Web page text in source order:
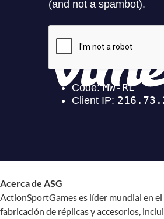
Acerca de ASG
ActionSportGames es líder mundial en el
fabricación de réplicas y accesorios,